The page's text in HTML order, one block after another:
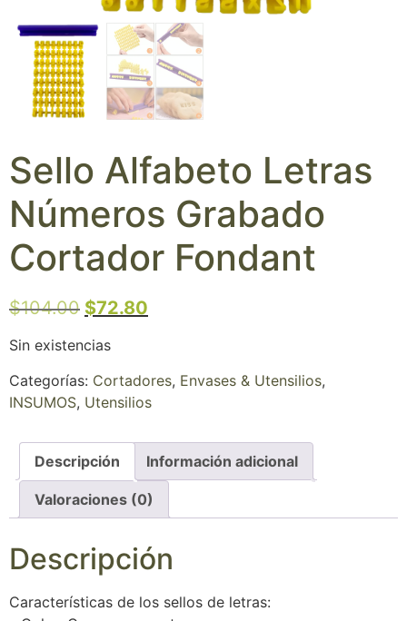
Sello Alfabeto Letras
Números Grabado
Cortador Fondant
$104.00 $72.80
Sin existencias
Categorías: Cortadores, Envases & Utensilios,
INSUMOS, Utensilios
Descripción Información adicional
Valoraciones (0)
Descripción
Características de los sellos de letras: